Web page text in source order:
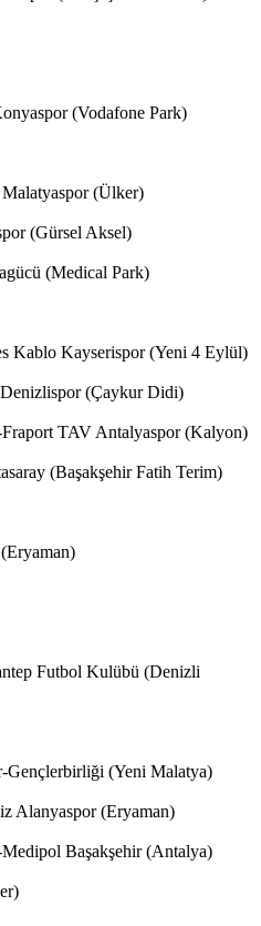
(Vodafone Park)
(Ülker)
(Gürsel Aksel)
(Medical Park)
Kablo Kayserispor (Yeni 4 Eylül)
(Çaykur Didi)
TAV Antalyaspor (Kalyon)
(Başakşehir Fatih Terim)
Futbol Kulübü (Denizli
Gençlerbirliği (Yeni Malatya)
Alanyaspor (Eryaman)
Başakşehir (Antalya)